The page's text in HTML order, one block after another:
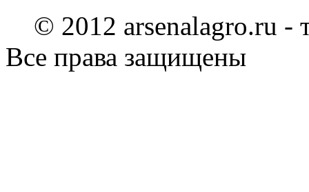
© 2012 arsenalagro.ru -
Все права защищены